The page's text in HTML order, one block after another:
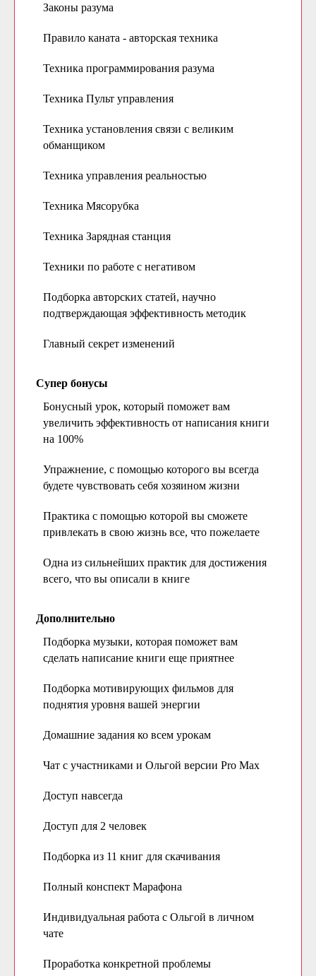
Законы разума
Правило каната - авторская техника
Техника программирования разума
Техника Пульт управления
Техника установления связи с великим
обманщиком
Техника управления реальностью
Техника Мясорубка
Техника Зарядная станция
Техники по работе с негативом
Подборка авторских статей, научно
подтверждающая эффективность методик
Главный секрет изменений
Супер бонусы
Бонусный урок, который поможет вам
увеличить эффективность от написания книги
на 100%
Упражнение, с помощью которого вы всегда
будете чувствовать себя хозяином жизни
Практика с помощью которой вы сможете
привлекать в свою жизнь все, что пожелаете
Одна из сильнейших практик для достижения
всего, что вы описали в книге
Дополнительно
Подборка музыки, которая поможет вам
сделать написание книги еще приятнее
Подборка мотивирующих фильмов для
поднятия уровня вашей энергии
Домашние задания ко всем урокам
Чат с участниками и Ольгой версии Pro Max
Доступ навсегда
Доступ для 2 человек
Подборка из 11 книг для скачивания
Полный конспект Марафона
Индивидуальная работа с Ольгой в личном
чате
Проработка конкретной проблемы